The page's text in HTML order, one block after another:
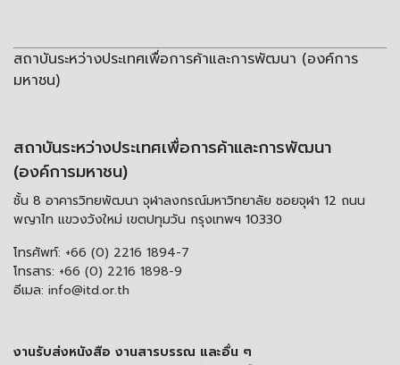
สถาบันระหว่างประเทศเพื่อการค้าและการพัฒนา (องค์การ
มหาชน)
สถาบันระหว่างประเทศเพื่อการค้าและการพัฒนา
(องค์การมหาชน)
ชั้น 8 อาคารวิทยพัฒนา จุฬาลงกรณ์มหาวิทยาลัย ซอยจุฬา 12 ถนน
พญาไท แขวงวังใหม่ เขตปทุมวัน กรุงเทพฯ 10330
โทรศัพท์: +66 (0) 2216 1894-7
โทรสาร: +66 (0) 2216 1898-9
อีเมล: info@itd.or.th
งานรับส่งหนังสือ งานสารบรรณ และอื่น ๆ